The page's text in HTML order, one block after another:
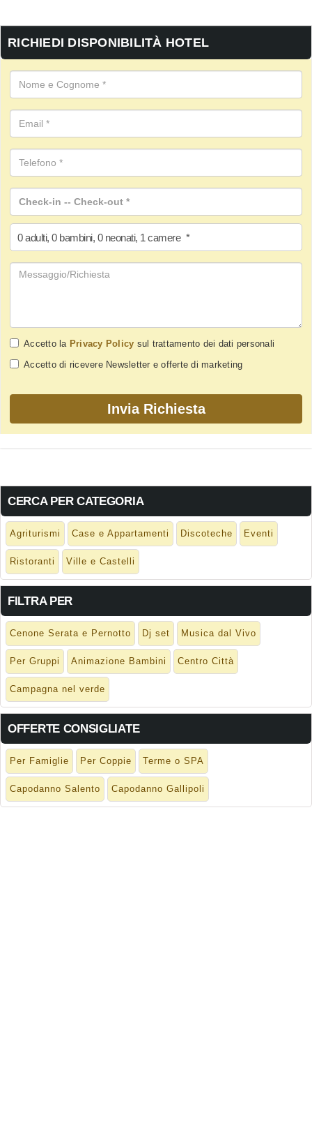
RICHIEDI DISPONIBILITÀ HOTEL
0 adulti, 0 bambini, 0 neonati, 1 camere *
Accetto la Privacy Policy sul trattamento dei dati personali
Accetto di ricevere Newsletter e offerte di marketing
CERCA PER CATEGORIA
Agriturismi Case e Appartamenti Discoteche Eventi
Ristoranti Ville e Castelli
FILTRA PER
Cenone Serata e Pernotto Dj set Musica dal Vivo
Per Gruppi Animazione Bambini Centro Città
Campagna nel verde
OFFERTE CONSIGLIATE
Per Famiglie Per Coppie Terme o SPA
Capodanno Salento Capodanno Gallipoli